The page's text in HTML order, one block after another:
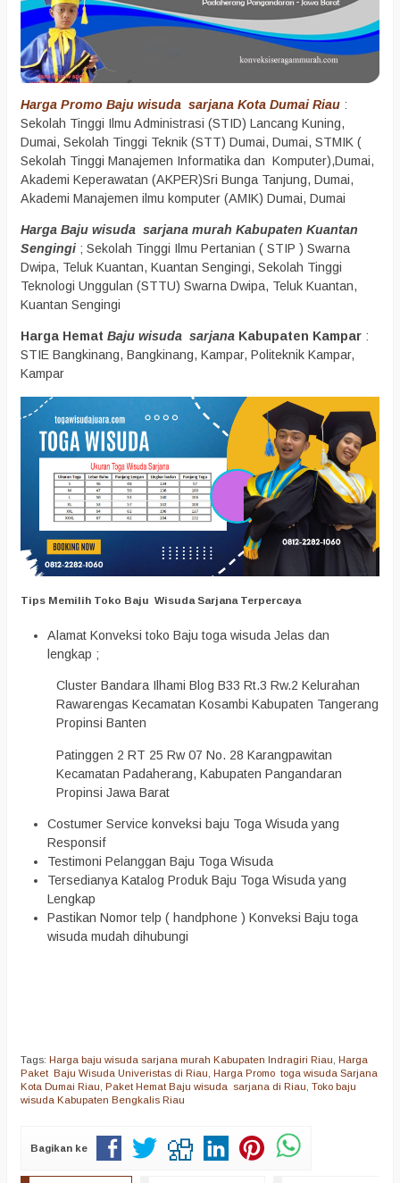
Harga Promo Baju wisuda sarjana Kota Dumai Riau :
Sekolah Tinggi Ilmu Administrasi (STID) Lancang Kuning,
Dumai, Sekolah Tinggi Teknik (STT) Dumai, Dumai, STMIK (
Sekolah Tinggi Manajemen Informatika dan Komputer),Dumai,
Akademi Keperawatan (AKPER)Sri Bunga Tanjung, Dumai,
Akademi Manajemen ilmu komputer (AMIK) Dumai, Dumai
Harga Baju wisuda sarjana murah Kabupaten Kuantan
Sengingi ; Sekolah Tinggi Ilmu Pertanian ( STIP ) Swarna
Dwipa, Teluk Kuantan, Kuantan Sengingi, Sekolah Tinggi
Teknologi Unggulan (STTU) Swarna Dwipa, Teluk Kuantan,
Kuantan Sengingi
Harga Hemat Baju wisuda sarjana Kabupaten Kampar :
STIE Bangkinang, Bangkinang, Kampar, Politeknik Kampar,
Kampar
Tips Memilih Toko Baju Wisuda Sarjana Terpercaya
Alamat Konveksi toko Baju toga wisuda Jelas dan
lengkap ;
Cluster Bandara Ilhami Blog B33 Rt.3 Rw.2 Kelurahan
Rawarengas Kecamatan Kosambi Kabupaten Tangerang
Propinsi Banten
Patinggen 2 RT 25 Rw 07 No. 28 Karangpawitan
Kecamatan Padaherang, Kabupaten Pangandaran
Propinsi Jawa Barat
Costumer Service konveksi baju Toga Wisuda yang
Responsif
Testimoni Pelanggan Baju Toga Wisuda
Tersedianya Katalog Produk Baju Toga Wisuda yang
Lengkap
Pastikan Nomor telp ( handphone ) Konveksi Baju toga
wisuda mudah dihubungi
Tags: Harga baju wisuda sarjana murah Kabupaten Indragiri Riau Harga
Paket Baju Wisuda Univeristas di Riau Harga Promo toga wisuda Sarjana
Kota Dumai Riau Paket Hemat Baju wisuda sarjana di Riau Toko baju
wisuda Kabupaten Bengkalis Riau
Bagikan ke